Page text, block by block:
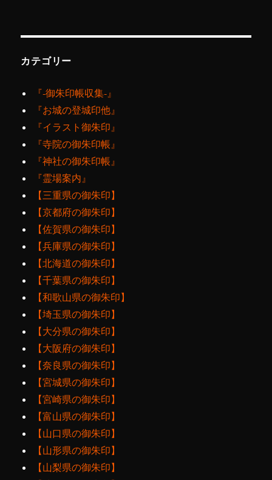
カテゴリー
『‐御朱印帳収集‐』
『お城の登城印他』
『イラスト御朱印』
『寺院の御朱印帳』
『神社の御朱印帳』
『霊場案内』
【三重県の御朱印】
【京都府の御朱印】
【佐賀県の御朱印】
【兵庫県の御朱印】
【北海道の御朱印】
【千葉県の御朱印】
【和歌山県の御朱印】
【埼玉県の御朱印】
【大分県の御朱印】
【大阪府の御朱印】
【奈良県の御朱印】
【宮城県の御朱印】
【宮崎県の御朱印】
【富山県の御朱印】
【山口県の御朱印】
【山形県の御朱印】
【山梨県の御朱印】